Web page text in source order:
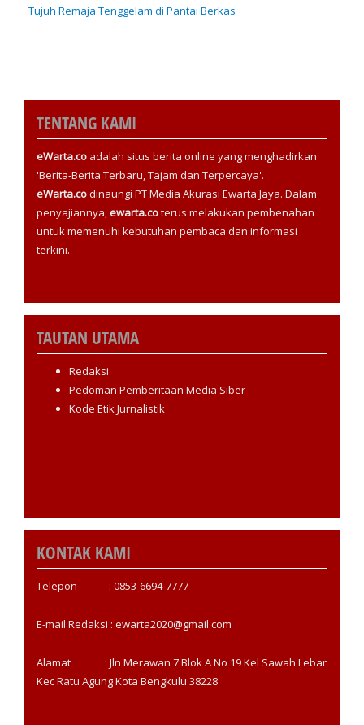
Tujuh Remaja Tenggelam di Pantai Berkas
TENTANG KAMI
eWarta.co adalah situs berita online yang menghadirkan
'Berita-Berita Terbaru, Tajam dan Terpercaya'.
eWarta.codinaungi PT Media Akurasi Ewarta Jaya. Dalam
penyajiannya,ewarta.coterus melakukan pembenahan
untuk memenuhi kebutuhan pembaca dan informasi
terkini.
TAUTAN UTAMA
Redaksi
Pedoman Pemberitaan Media Siber
Kode Etik Jurnalistik
KONTAK KAMI
Telepon : 0853-6694-7777
E-mail Redaksi : ewarta2020@gmail.com
Alamat : Jln Merawan 7 Blok A No 19 Kel Sawah Lebar
Kec Ratu Agung Kota Bengkulu 38228